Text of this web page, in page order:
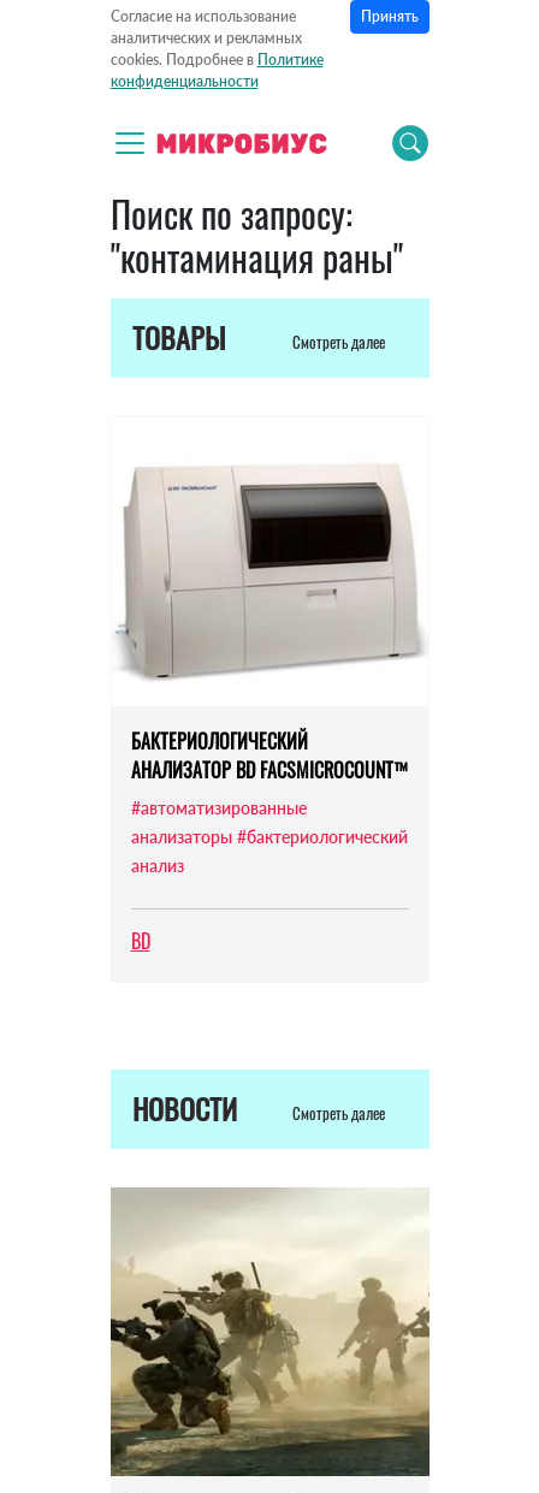
Согласие на использование
аналитических и рекламных
cookies. Подробнее в Политике
конфиденциальности
Принять
Поиск по запросу:
"контаминация раны"
ТОВАРЫ Смотреть далее
БАКТЕРИОЛОГИЧЕСКИЙ
АНАЛИЗАТОР BD FACSMICROCOUNT™
#автоматизированные
анализаторы #бактериологический
анализ
BD
НОВОСТИ Смотреть далее